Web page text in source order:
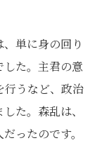
単に身の回り
た。主君の意
行うなど、政治
た。森乱は、
ったのです。